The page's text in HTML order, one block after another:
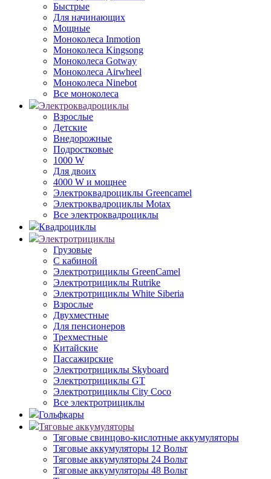
Быстрые
Для начинающих
Мощные
Моноколеса Inmotion
Моноколеса Kingsong
Моноколеса Gotway
Моноколеса Airwheel
Моноколеса Ninebot
Все моноколеса
Электроквадроциклы
Взрослые
Детские
Внедорожные
Подростковые
1000 W
Для двоих
4000 W и мощнее
Электроквадроциклы Greencamel
Электроквадроциклы Motax
Все электроквадроциклы
Квадроциклы
Электротрициклы
Грузовые
С кабиной
Электротрициклы GreenCamel
Электротрициклы Rutrike
Электротрициклы White Siberia
Взрослые
Двухместные
Для пенсионеров
Трехместные
Китайские
Пассажирские
Электротрициклы Skyboard
Электротрициклы GT
Электротрициклы City Coco
Все электротрициклы
Гольфкары
Тяговые аккумуляторы
Тяговые свинцово-кислотные аккумуляторы
Тяговые аккумуляторы 12 Вольт
Тяговые аккумуляторы 24 Вольт
Тяговые аккумуляторы 48 Вольт